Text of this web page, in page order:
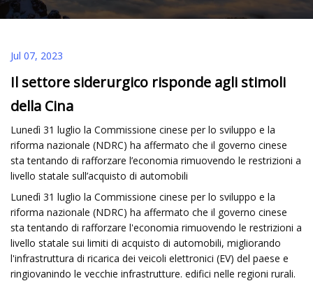
Jul 07, 2023
Il settore siderurgico risponde agli stimoli
della Cina
Lunedì 31 luglio la Commissione cinese per lo sviluppo e la
riforma nazionale (NDRC) ha affermato che il governo cinese
sta tentando di rafforzare l’economia rimuovendo le restrizioni a
livello statale sull’acquisto di automobili
Lunedì 31 luglio la Commissione cinese per lo sviluppo e la
riforma nazionale (NDRC) ha affermato che il governo cinese
sta tentando di rafforzare l'economia rimuovendo le restrizioni a
livello statale sui limiti di acquisto di automobili, migliorando
l'infrastruttura di ricarica dei veicoli elettronici (EV) del paese e
ringiovanindo le vecchie infrastrutture. edifici nelle regioni rurali.